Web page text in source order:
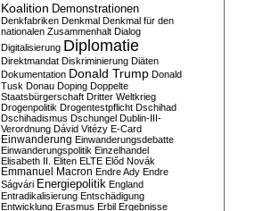
Koalition Demonstrationen
Denkfabriken Denkmal Denkmal für den
nationalen Zusammenhalt Dialog
Digitalisierung Diplomatie
Direktmandat Diskriminierung Diäten
Dokumentation Donald Trump Donald
Tusk Donau Doping Doppelte
Staatsbürgerschaft Dritter Weltkrieg
Drogenpolitik Drogentestpflicht Dschihad
Dschihadismus Dschungel Dublin-III-
Verordnung Dávid Vitézy E-Card
Einwanderung Einwanderungsdebatte
Einwanderungspolitik Einzelhandel
Elisabeth II. Eliten ELTE Előd Novák
Emmanuel Macron Endre Ady Endre
Ságvári Energiepolitik England
Entradikalisierung Entschädigung
Entwicklung Erasmus Erbil Ergebnisse